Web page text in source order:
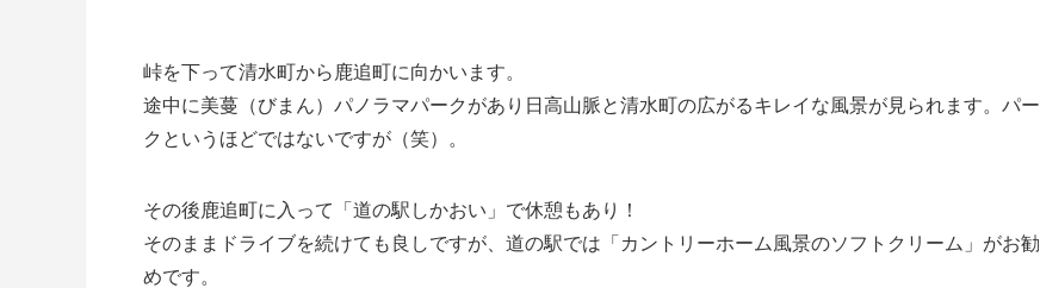
峠を下って清水町から鹿追町に向かいます。
途中に美蔓（びまん）パノラマパークがあり日高山脈と清水町の広がるキレイな風景が見られます。パー
クというほどではないですが（笑）。
その後鹿追町に入って「道の駅しかおい」で休憩もあり！
そのままドライブを続けても良しですが、道の駅では「カントリーホーム風景のソフトクリーム」がお勧
めです。